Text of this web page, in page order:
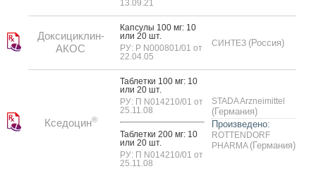
13.09.21
Доксициклин-
АКОС
Кап­су­лы 100 мг: 10
или 20 шт.
РУ: Р N000801/01 от
22.04.05
СИНТЕЗ (Россия)
Кседоцин®
Таб­летки 100 мг: 10
или 20 шт.
РУ: П N014210/01 от
25.11.08
Таб­летки 200 мг: 10
или 20 шт.
РУ: П N014210/01 от
25.11.08
STADA Arzneimittel
(Германия)
Произведено:
ROTTENDORF
PHARMA (Германия)